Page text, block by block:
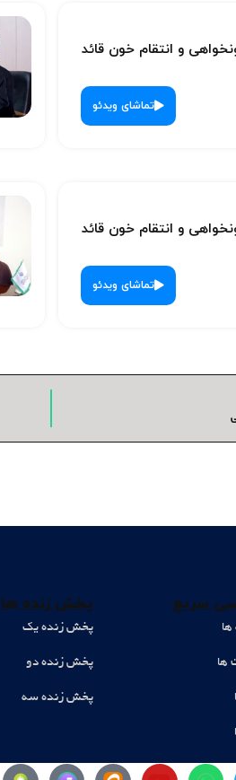
و انتقام خون قائد
تماشای ویدئو
و انتقام خون قائد
تماشای ویدئو
سریع
ها
پخش زنده ها
پخش زنده یک
پخش زنده دو
پخش زنده سه
W
Y